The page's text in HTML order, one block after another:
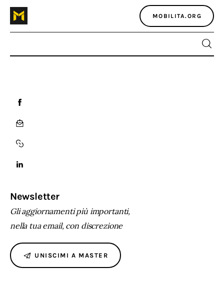
MOBILITA.ORG
Atlante dei masters
Argomenti
Agenzia e media
Contatti
Newsletter
Gli aggiornamenti più importanti,
nella tua email, con discrezione
UNISCIMI A MASTER